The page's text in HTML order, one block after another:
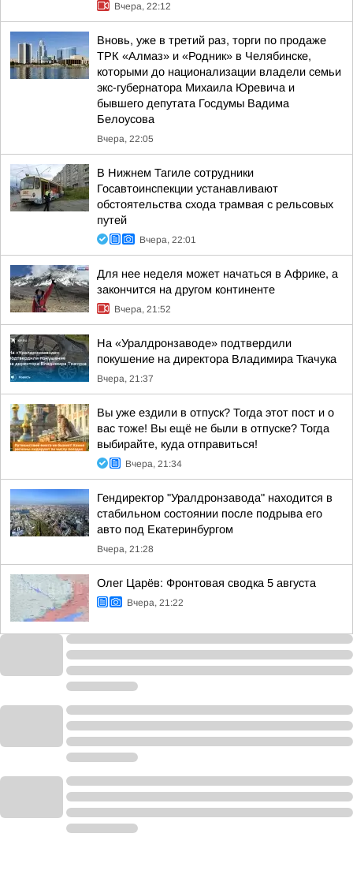
Вчера, 22:12
Вновь, уже в третий раз, торги по продаже
ТРК «Алмаз» и «Родник» в Челябинске,
которыми до национализации владели семьи
экс-губернатора Михаила Юревича и
бывшего депутата Госдумы Вадима
Белоусова
Вчера, 22:05
В Нижнем Тагиле сотрудники
Госавтоинспекции устанавливают
обстоятельства схода трамвая с рельсовых
путей
Вчера, 22:01
Для нее неделя может начаться в Африке, а
закончится на другом континенте
Вчера, 21:52
На «Уралдронзаводе» подтвердили
покушение на директора Владимира Ткачука
Вчера, 21:37
Вы уже ездили в отпуск? Тогда этот пост и о
вас тоже! Вы ещё не были в отпуске? Тогда
выбирайте, куда отправиться!
Вчера, 21:34
Гендиректор "Уралдронзавода" находится в
стабильном состоянии после подрыва его
авто под Екатеринбургом
Вчера, 21:28
Олег Царёв: Фронтовая сводка 5 августа
Вчера, 21:22